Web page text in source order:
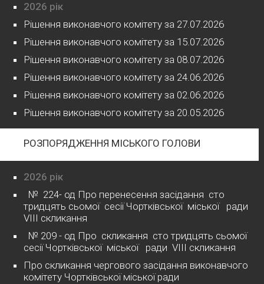
2026 рік
Рішення виконавчого комітету за 27.07.2026
Рішення виконавчого комітету за 15.07.2026
Рішення виконавчого комітету за 08.07.2026
Рішення виконавчого комітету за 24.06.2026
Рішення виконавчого комітету за 02.06.2026
Рішення виконавчого комітету за 20.05.2026
РОЗПОРЯДЖЕННЯ МІСЬКОГО ГОЛОВИ
2026 рік
№ 224- од Про перенесення засідання сто
тридцять сьомої сесії Чортківської міської ради
VІІІ скликання
№ 209 - од Про скликання сто тридцять сьомої
сесії Чортківської міської ради VІІІ скликання
Про скликання чергового засідання виконавчого
комітету Чортківської міської ради